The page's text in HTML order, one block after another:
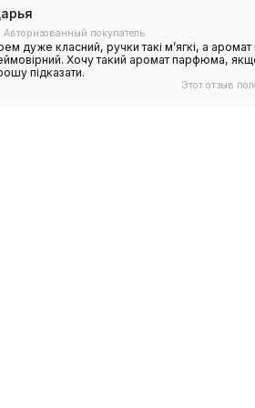
Авторизованный покупатель
дуже класний, ручки такі мʼягкі, а аромат
Хочу такий аромат парфюма,
підказати.
Этот отзыв
Наши